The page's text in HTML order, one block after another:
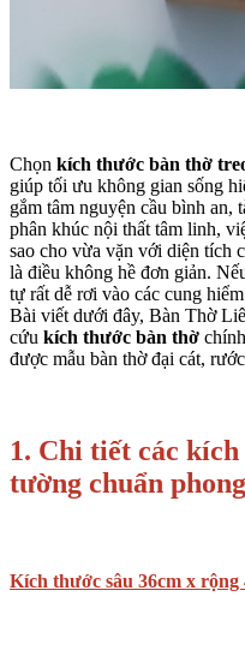
Chọn kích thước bàn thờ
giúp tối ưu không gian sống
gắm tâm nguyện cầu bình an,
phân khúc nội thất tâm linh,
sao cho vừa vặn với diện tích
là điều không hề đơn giản.
tự rất dễ rơi vào các cung
Bài viết dưới đây, Bàn Thờ
cứu kích thước bàn thờ
được mẫu bàn thờ đại cát,
1. Chi tiết các
tường chuẩn
Kích thước sâu 36cm x